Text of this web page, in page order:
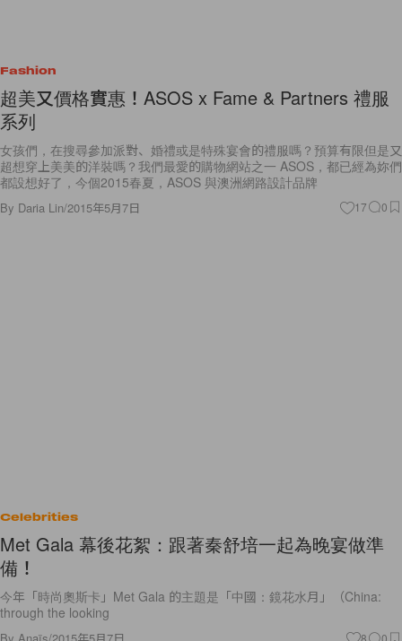
Fashion
超美又價格實惠！ASOS x Fame & Partners 禮服
系列
女孩們，在搜尋參加派對、婚禮或是特殊宴會的禮服嗎？預算有限但是又
超想穿上美美的洋裝嗎？我們最愛的購物網站之一 ASOS，都已經為妳們
都設想好了，今個2015春夏，ASOS 與澳洲網路設計品牌
By Daria Lin/2015年5月7日 17 0
Celebrities
Met Gala 幕後花絮：跟著秦舒培一起為晚宴做準
備！
今年「時尚奧斯卡」Met Gala 的主題是「中國：鏡花水月」（China:
through the looking
8 0